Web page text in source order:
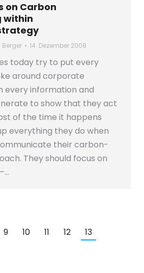
on Carbon
within
Berger 14. Dezember 2008
today try to put every
around corporate
every information and
to show that they act
of the time it happens
everything they do when
their carbon-
They should focus on
9 10 11 12 13